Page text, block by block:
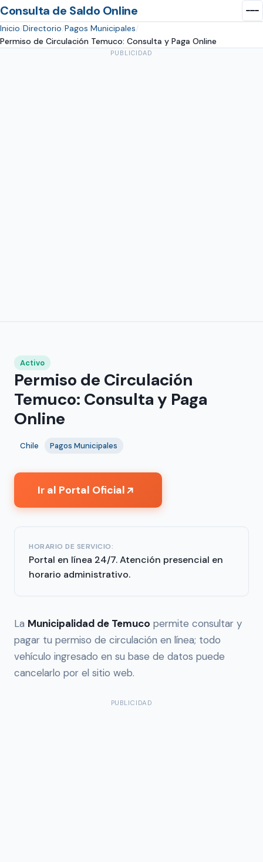
Consulta de Saldo Online
Inicio Directorio Pagos Municipales
Permiso de Circulación Temuco: Consulta y Paga Online
PUBLICIDAD
Activo
Permiso de Circulación
Temuco: Consulta y Paga
Online
Chile Pagos Municipales
Ir al Portal Oficial↗
HORARIO DE SERVICIO:
Portal en línea 24/7. Atención presencial en
horario administrativo.
La Municipalidad de Temuco permite consultar y
pagar tu permiso de circulación en línea; todo
vehículo ingresado en su base de datos puede
cancelarlo por el sitio web.
PUBLICIDAD